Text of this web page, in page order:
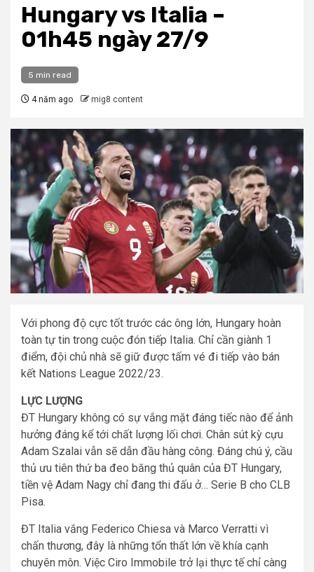
Hungary vs Italia –
01h45 ngày 27/9
5 min read
4 năm ago mig8 content
Với phong độ cực tốt trước các ông lớn, Hungary hoàn
toàn tự tin trong cuộc đón tiếp Italia. Chỉ cần giành 1
điểm, đội chủ nhà sẽ giữ được tấm vé đi tiếp vào bán
kết Nations League 2022/23.
LỰC LƯỢNG
ĐT Hungary không có sự vắng mặt đáng tiếc nào để ảnh
hưởng đáng kể tới chất lượng lối chơi. Chân sút kỳ cựu
Adam Szalai vẫn sẽ dẫn đầu hàng công. Đáng chú ý, cầu
thủ ưu tiên thứ ba đeo băng thủ quân của ĐT Hungary,
tiền vệ Adam Nagy chỉ đang thi đấu ở… Serie B cho CLB
Pisa.
ĐT Italia vắng Federico Chiesa và Marco Verratti vì
chấn thương, đây là những tổn thất lớn về khía cạnh
chuyên môn. Việc Ciro Immobile trở lại thực tế chỉ càng